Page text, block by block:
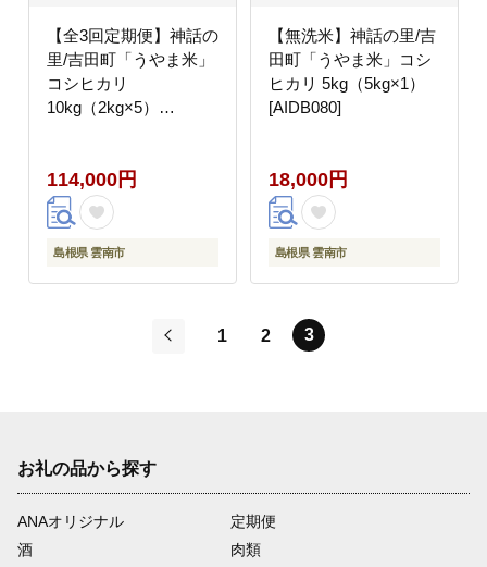
【全3回定期便】神話の
里/吉田町「うやま米」
コシヒカリ
10kg（2kg×5）
114,000円
島根県 雲南市
【無洗米】神話の里/吉
田町「うやま米」コシ
ヒカリ 5kg（5kg×1）
[AIDB080]
18,000円
島根県 雲南市
1 2 3
お礼の品から探す
ANAオリジナル
定期便
酒
肉類